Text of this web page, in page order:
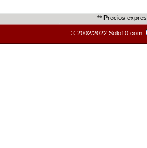
** Precios
© 2002/2022 Solo10.com